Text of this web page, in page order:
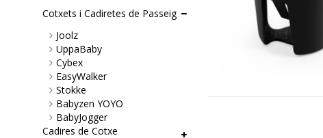
Cotxets i Cadiretes de Passeig
Joolz
UppaBaby
Cybex
EasyWalker
Stokke
Babyzen YOYO
BabyJogger
Cadires de Cotxe